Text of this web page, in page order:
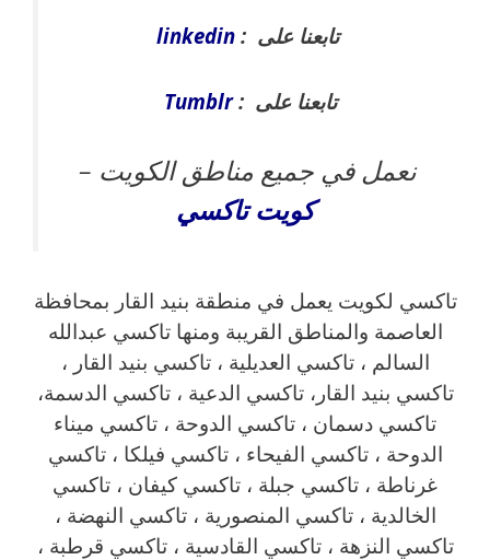
تابعنا على : linkedin
تابعنا على :Tumblr
نعمل في جميع مناطق الكويت –
كويت تاكسي
تاكسي لكويت يعمل في منطقة بنيد القار بمحافظة
العاصمة والمناطق القريبة ‎ومنها تاكسي عبدالله
السالم ، تاكسي العديلية ، تاكسي بنيد القار ،
تاكسي بنيد القار، تاكسي الدعية ، تاكسي الدسمة،
تاكسي دسمان ، تاكسي الدوحة ، تاكسي ميناء
الدوحة ، تاكسي الفيحاء ، تاكسي فيلكا ، تاكسي
غرناطة ، تاكسي جبلة ، تاكسي كيفان ، تاكسي
الخالدية ، تاكسي المنصورية ، تاكسي النهضة ،
تاكسي النزهة ، تاكسي القادسية ، تاكسي قرطبة ،